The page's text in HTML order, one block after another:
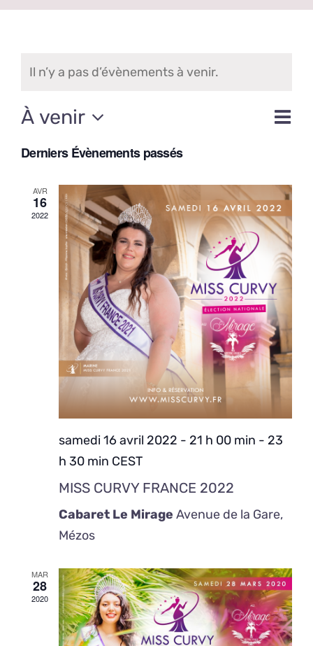
Il n’y a pas d’évènements à venir.
Liste
À venir
Sélectionnez
une
date.
Derniers Évènements passés
AVR
16
2022
samedi 16 avril 2022 - 21 h 00 min - 23
h 30 min CEST
MISS CURVY FRANCE 2022
Cabaret Le Mirage Avenue de la Gare,
Mézos
MAR
28
2020